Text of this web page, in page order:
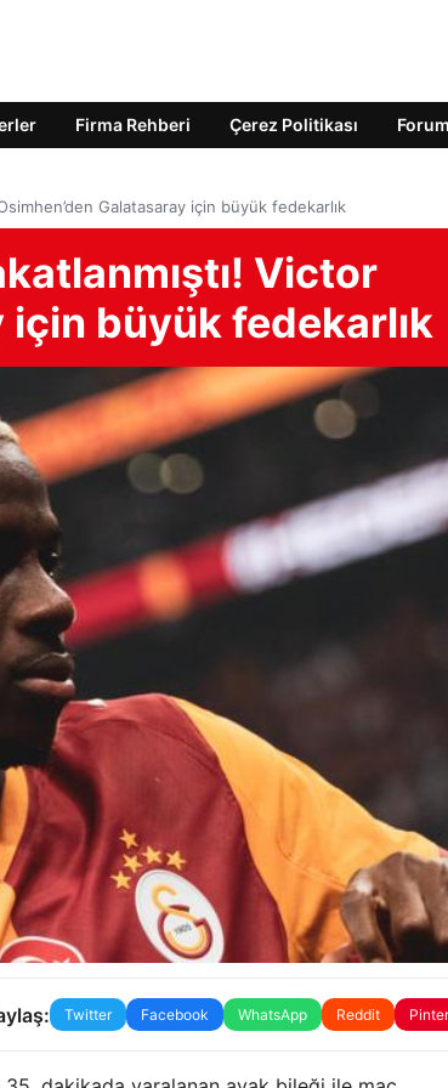
Firma Rehberi Çerez Politikası Forum
Galatasaray için büyük fedekarlık
Victor
için büyük fedekarlık
Twitter Facebook WhatsApp Reddit